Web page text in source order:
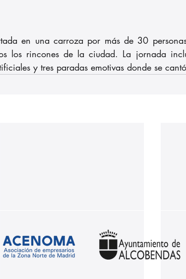
en una carroza por más de 30
los rincones de la ciudad. La jornada
y tres paradas emotivas donde se